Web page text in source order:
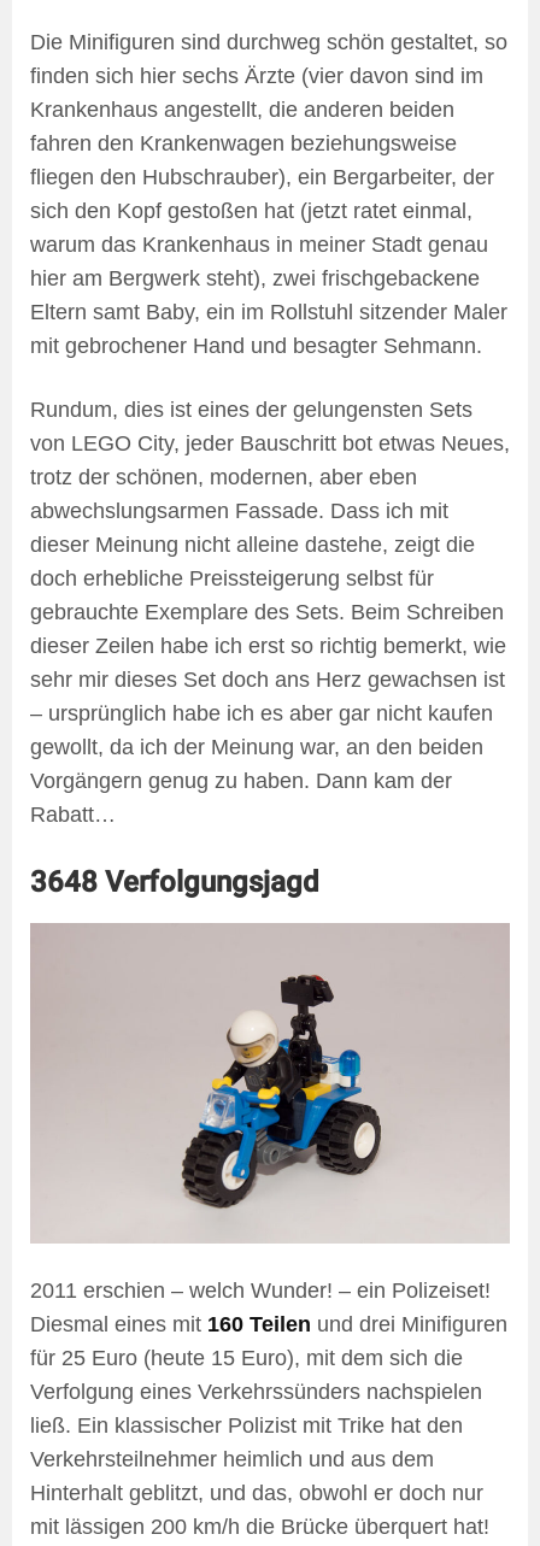
Die Minifiguren sind durchweg schön gestaltet, so
finden sich hier sechs Ärzte (vier davon sind im
Krankenhaus angestellt, die anderen beiden
fahren den Krankenwagen beziehungsweise
fliegen den Hubschrauber), ein Bergarbeiter, der
sich den Kopf gestoßen hat (jetzt ratet einmal,
warum das Krankenhaus in meiner Stadt genau
hier am Bergwerk steht), zwei frischgebackene
Eltern samt Baby, ein im Rollstuhl sitzender Maler
mit gebrochener Hand und besagter Sehmann.
Rundum, dies ist eines der gelungensten Sets
von LEGO City, jeder Bauschritt bot etwas Neues,
trotz der schönen, modernen, aber eben
abwechslungsarmen Fassade. Dass ich mit
dieser Meinung nicht alleine dastehe, zeigt die
doch erhebliche Preissteigerung selbst für
gebrauchte Exemplare des Sets. Beim Schreiben
dieser Zeilen habe ich erst so richtig bemerkt, wie
sehr mir dieses Set doch ans Herz gewachsen ist
– ursprünglich habe ich es aber gar nicht kaufen
gewollt, da ich der Meinung war, an den beiden
Vorgängern genug zu haben. Dann kam der
Rabatt…
3648 Verfolgungsjagd
2011 erschien – welch Wunder! – ein Polizeiset!
Diesmal eines mit 160 Teilen und drei Minifiguren
für 25 Euro (heute 15 Euro), mit dem sich die
Verfolgung eines Verkehrssünders nachspielen
ließ. Ein klassischer Polizist mit Trike hat den
Verkehrsteilnehmer heimlich und aus dem
Hinterhalt geblitzt, und das, obwohl er doch nur
mit lässigen 200 km/h die Brücke überquert hat!